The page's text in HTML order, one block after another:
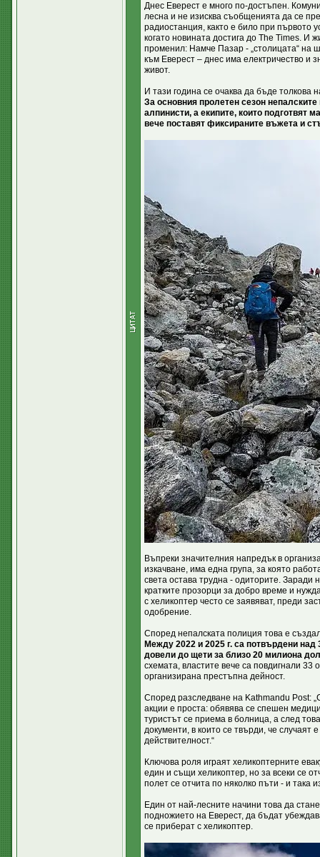
Днес Еверест е много по-достъпен.
лесна и не изисква съобщенията да се
радиостанция, както е било при първото
когато новината достига до The Times. И
променил: Намче Пазар - „столицата“ на
към Еверест – днес има електричество и
живот.
И тази година се очаква да бъде толкова
За основния пролетен сезон
алпинисти, а екипите, които подготвят
вече поставят фиксираните въжета и
Въпреки значителния напредък в
изкачване, има една група, за която
света остава трудна - одиторите. Заради
кратките прозорци за добро време и
с хеликоптер често се заявяват, преди
одобрение.
Според непалската полиция това е
Между 2022 и 2025 г. са потвърдени
довели до щети за близо 20 милиона
схемата, властите вече са повдигнали 33
организирана престъпна дейност.
Според разследване на Kathmandu Post:
акции е проста: обявява се спешен
туристът се приема в болница, а след
документи, в които се твърди, че случаят
действителност.“
Ключова роля играят хеликоптерните
един и същи хеликоптер, но за всеки се
полет се отчита по няколко пъти - и така
Един от най-лесните начини това да
подножието на Еверест, да бъдат
се приберат с хеликоптер.